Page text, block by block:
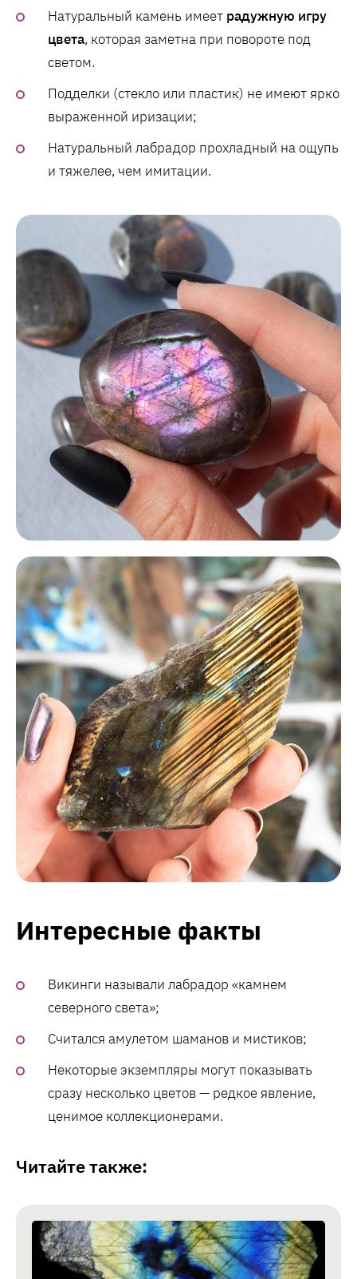
Натуральный камень имеет радужную игру
цвета, которая заметна при повороте под
светом.
Подделки (стекло или пластик) не имеют ярко
выраженной иризации;
Натуральный лабрадор прохладный на ощупь
и тяжелее, чем имитации.
Интересные факты
Викинги называли лабрадор «камнем
северного света»;
Считался амулетом шаманов и мистиков;
Некоторые экземпляры могут показывать
сразу несколько цветов — редкое явление,
ценимое коллекционерами.
Читайте также: